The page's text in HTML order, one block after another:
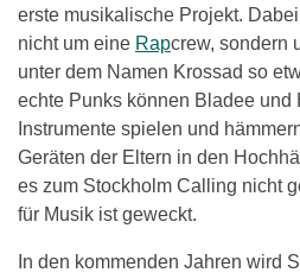
erste musikalische Projekt.
nicht um eine Rapcrew, sondern
unter dem Namen Krossad so
echte Punks können Bladee und
Instrumente spielen und
Geräten der Eltern in den
es zum Stockholm Calling nicht
für Musik ist geweckt.
In den kommenden Jahren wird